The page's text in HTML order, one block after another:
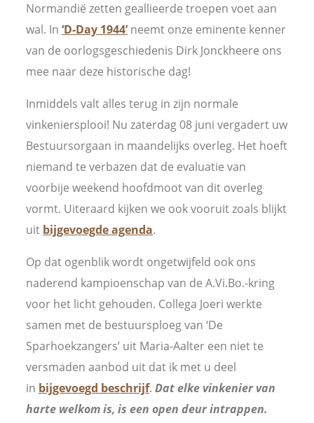
Normandië zetten geallieerde troepen voet aan
wal. In ‘D-Day 1944’neemt onze eminente kenner
van de oorlogsgeschiedenis Dirk Jonckheere ons
mee naar deze historische dag!
Inmiddels valt alles terug in zijn normale
vinkeniersplooi! Nu zaterdag 08 juni vergadert uw
Bestuursorgaan in maandelijks overleg. Het hoeft
niemand te verbazen dat de evaluatie van
voorbije weekend hoofdmoot van dit overleg
vormt. Uiteraard kijken we ook vooruit zoals blijkt
uit bijgevoegde agenda.
Op dat ogenblik wordt ongetwijfeld ook ons
naderend kampioenschap van de A.Vi.Bo.-kring
voor het licht gehouden. Collega Joeri werkte
samen met de bestuursploeg van ‘De
Sparhoekzangers’ uit Maria-Aalter een niet te
versmaden aanbod uit dat ik met u deel
in bijgevoegd beschrijf. Dat elke vinkenier van
harte welkom is, is een open deur intrappen.